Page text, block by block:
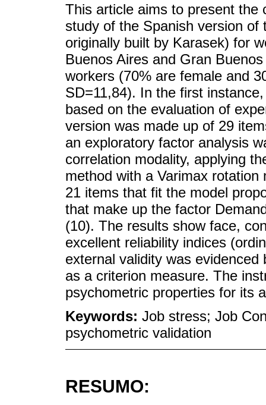
This article aims to present the
study of the Spanish version
originally built by Karasek) for
Buenos Aires and Gran
workers (70% are female and
SD=11,84). In the first
based on the evaluation of
version was made up of 29
an exploratory factor analysis
correlation modality, applying
method with a Varimax
21 items that fit the model
that make up the factor
(10). The results show face,
excellent reliability indices
external validity was
as a criterion measure. The
psychometric properties for its
Keywords: Job stress; Job
psychometric validation
RESUMO: